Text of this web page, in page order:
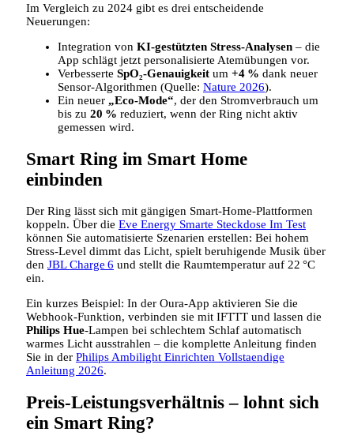
Im Vergleich zu 2024 gibt es drei entscheidende
Neuerungen:
Integration von KI‑gestützten Stress‑Analysen – die
App schlägt jetzt personalisierte Atemübungen vor.
Verbesserte SpO₂‑Genauigkeit um +4 % dank neuer
Sensor‑Algorithmen (Quelle: Nature 2026).
Ein neuer „Eco‑Mode“, der den Stromverbrauch um
bis zu 20 % reduziert, wenn der Ring nicht aktiv
gemessen wird.
Smart Ring im Smart Home
einbinden
Der Ring lässt sich mit gängigen Smart‑Home‑Plattformen
koppeln. Über die Eve Energy Smarte Steckdose Im Test
können Sie automatisierte Szenarien erstellen: Bei hohem
Stress‑Level dimmt das Licht, spielt beruhigende Musik über
den JBL Charge 6 und stellt die Raumtemperatur auf 22 °C
ein.
Ein kurzes Beispiel: In der Oura‑App aktivieren Sie die
Webhook‑Funktion, verbinden sie mit IFTTT und lassen die
Philips Hue-Lampen bei schlechtem Schlaf automatisch
warmes Licht ausstrahlen – die komplette Anleitung finden
Sie in der Philips Ambilight Einrichten Vollstaendige
Anleitung 2026.
Preis‑Leistungsverhältnis – lohnt sich
ein Smart Ring?